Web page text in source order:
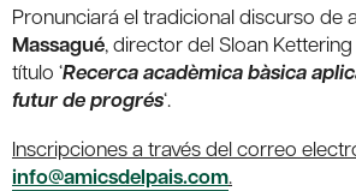
Pronunciará el tradicional discurso de
Massagué, director del Sloan
título ‘Recerca acadèmica bàsica
futur de progrés‘.
Inscripciones a través del correo
info@amicsdelpais.com.